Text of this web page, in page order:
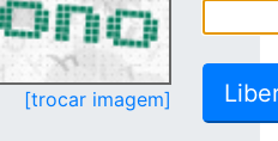
[trocar imagem]